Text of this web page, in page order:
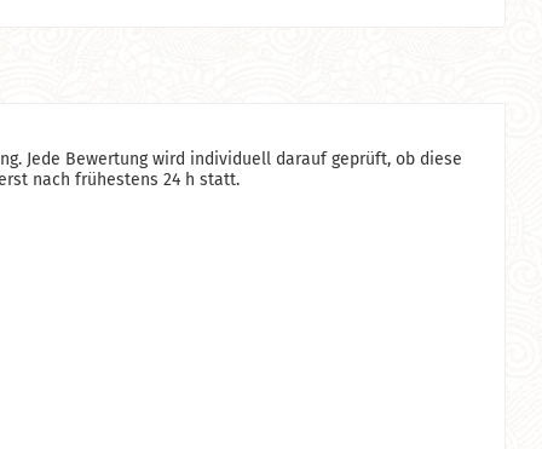
Jede Bewertung wird individuell darauf geprüft, ob diese
nach frühestens 24 h statt.